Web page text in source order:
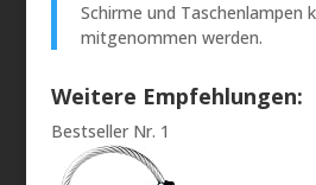
Schirme und Taschenlampen
mitgenommen werden.
Weitere Empfehlungen:
Bestseller Nr. 1